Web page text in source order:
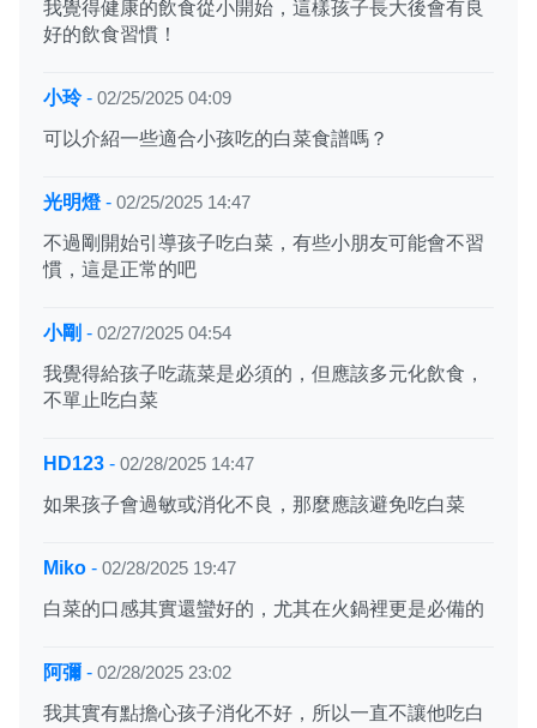
我覺得健康的飲食從小開始，這樣孩子長大後會有良
好的飲食習慣！
小玲- 02/25/2025 04:09
可以介紹一些適合小孩吃的白菜食譜嗎？
光明燈- 02/25/2025 14:47
不過剛開始引導孩子吃白菜，有些小朋友可能會不習
慣，這是正常的吧
小剛 - 02/27/2025 04:54
我覺得給孩子吃蔬菜是必須的，但應該多元化飲食，
不單止吃白菜
HD123 - 02/28/2025 14:47
如果孩子會過敏或消化不良，那麼應該避免吃白菜
Miko - 02/28/2025 19:47
白菜的口感其實還蠻好的，尤其在火鍋裡更是必備的
阿彌 - 02/28/2025 23:02
我其實有點擔心孩子消化不好，所以一直不讓他吃白